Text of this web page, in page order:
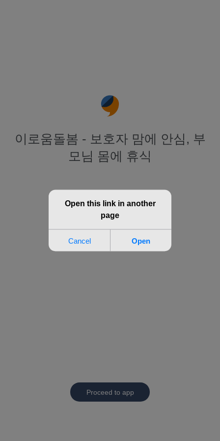
이로움돌봄 - 보호자 맘에 안심, 부
모님 몸에 휴식
Proceed to app